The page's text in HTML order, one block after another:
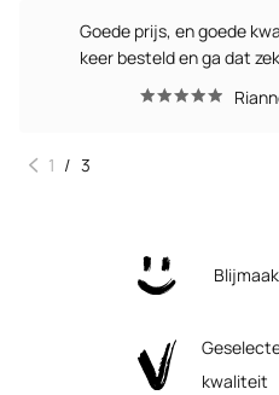
Goede prijs, en goede
keer besteld en ga dat
1 / 3
kwaliteit